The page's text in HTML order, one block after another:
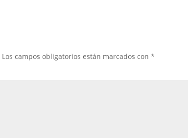
Los campos obligatorios están marcados con*